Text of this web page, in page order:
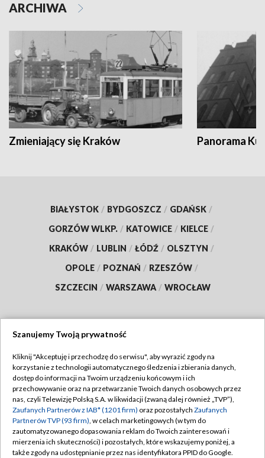
ARCHIWA
Zmieniający się Kraków Panorama
BIAŁYSTOK / BYDGOSZCZ / GDAŃSK /
GORZÓW WLKP. / KATOWICE / KIELCE /
KRAKÓW / LUBLIN / ŁÓDŹ / OLSZTYN /
OPOLE / POZNAŃ / RZESZÓW /
SZCZECIN / WARSZAWA / WROCŁAW
TVP
Abonament TVP
Emisja w TVP
Centrum informacji TVP
Naziemna Telewizja Cyfrowa
Regulamin TVP
Polityka prywatności
Moje zgody
Pomoc
Szanujemy Twoją prywatność
Kliknij "Akceptuję i przechodzę do serwisu", aby wyrazić zgody na
korzystanie z technologii automatycznego śledzenia i zbierania danych,
dostęp do informacji na Twoim urządzeniu końcowym i ich
przechowywanie oraz na przetwarzanie Twoich danych osobowych przez
nas, czyli Telewizję Polską S.A. w likwidacji (zwaną dalej również „TVP”),
Zaufanych Partnerów z IAB* (1201 firm) oraz pozostałych Zaufanych
Partnerów TVP (93 firm), w celach marketingowych (w tym do
zautomatyzowanego dopasowania reklam do Twoich zainteresowań i
mierzenia ich skuteczności) i pozostałych, które wskazujemy poniżej, a
także zgody na udostępnianie przez nas identyfikatora PPID do Google.